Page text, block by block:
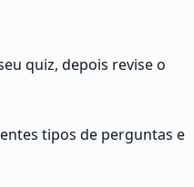
quiz, depois revise o
tipos de perguntas e